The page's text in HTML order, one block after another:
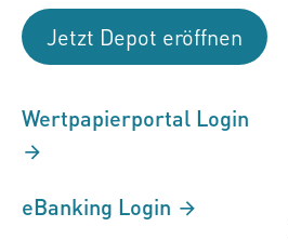
Jetzt Depot eröffnen
Wertpapierportal Login
eBanking Login